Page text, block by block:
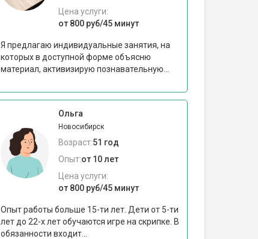
Цена услуги:
от 800 руб/45 минут
Я предлагаю индивидуальные занятия, на
которых в доступной форме объясню
материал, активизирую познавательную...
Ольга
Новосибирск
Возраст:51 год
Опыт:от 10 лет
Цена услуги:
от 800 руб/45 минут
Опыт работы больше 15-ти лет. Дети от 5-ти
лет до 22-х лет обучаются игре на скрипке. В
обязанности входит...